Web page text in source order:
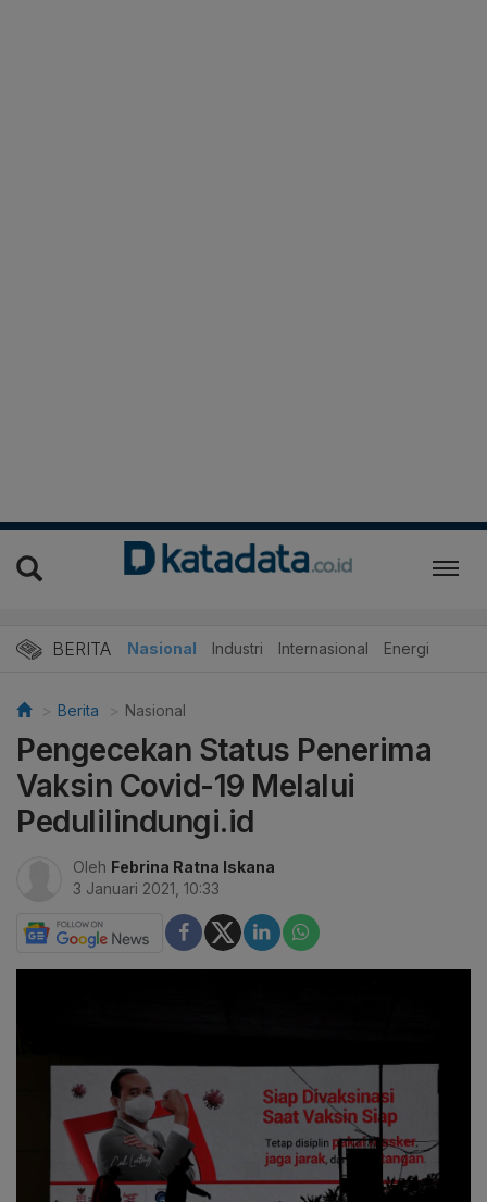
BERITA Nasional Industri Internasional Energi
Berita Nasional
Pengecekan Status Penerima
Vaksin Covid-19 Melalui
Pedulilindungi.id
Oleh Febrina Ratna Iskana
3 Januari 2021, 10:33